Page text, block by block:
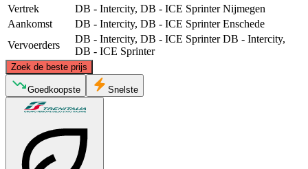
Vertrek
DB - Intercity, DB - ICE Sprinter Nijmegen
Aankomst
DB - Intercity, DB - ICE Sprinter Enschede
Vervoerders
DB - Intercity, DB - ICE Sprinter DB - Intercity,
DB - ICE Sprinter
Zoek de beste prijs
Goedkoopste Snelste